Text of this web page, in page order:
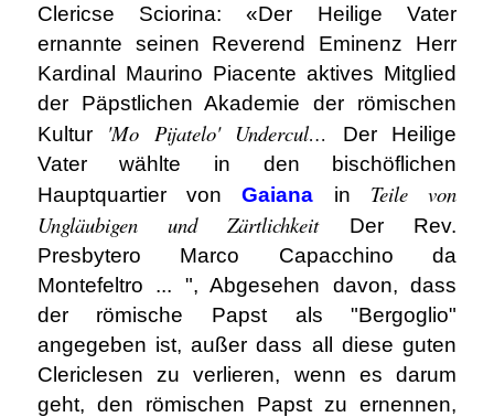
Clericse Sciorina: «Der Heilige Vater
ernannte seinen Reverend Eminenz Herr
Kardinal Maurino Piacente aktives Mitglied
der Päpstlichen Akademie der römischen
Kultur 'Mo Pijatelo' Undercul…
Der Heilige
Vater wählte in den bischöflichen
Hauptquartier vonGaiana in Teile von
Ungläubigen und Zärtlichkeit
Der Rev.
Presbytero Marco Capacchino da
Montefeltro ... ", Abgesehen davon, dass
der römische Papst als "Bergoglio"
angegeben ist, außer dass all diese guten
Clericlesen zu verlieren, wenn es darum
geht, den römischen Papst zu ernennen,